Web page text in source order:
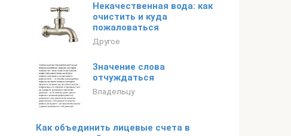
Некачественная вода: как
очистить и куда
пожаловаться
Другое
Значение слова
отчуждаться
Владельцу
Как объединить лицевые счета в